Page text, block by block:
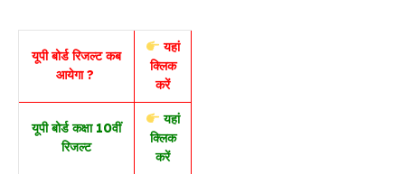
यूपी बोर्ड रिजल्ट कब
आयेगा ?
यहां
क्लिक
करें
यूपी बोर्ड कक्षा 10वीं
रिजल्ट
यहां
क्लिक
करें